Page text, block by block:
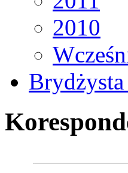
2010